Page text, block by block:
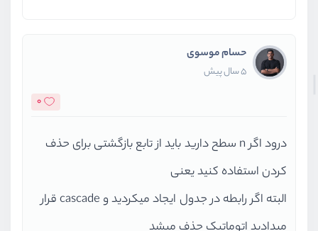
حسام موسوی
5 سال پیش
0
درود اگر n سطح دارید باید از تابع بازگشتی برای حذف
کردن استفاده کنید یعنی
البته اگر رابطه در جدول ایجاد میکردید و cascade قرار